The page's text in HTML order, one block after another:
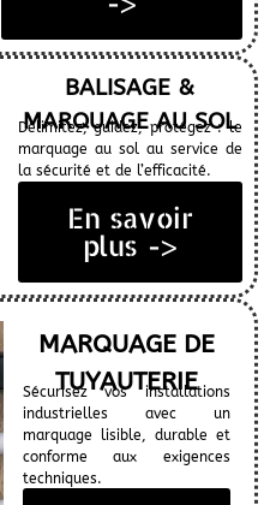
BALISAGE &
MARQUAGE AU SOL
Délimitez, guidez, protégez : le
marquage au sol au service de
la sécurité et de l’efficacité.
En savoir
plus ->
MARQUAGE DE
TUYAUTERIE
Sécurisez vos installations
industrielles avec un
marquage lisible, durable et
conforme aux exigences
techniques.